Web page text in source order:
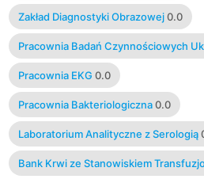
Zakład Diagnostyki Obrazowej 0.0
Pracownia Badań Czynnościowych
Pracownia EKG 0.0
Pracownia Bakteriologiczna 0.0
Laboratorium Analityczne z Serologią
Bank Krwi ze Stanowiskiem